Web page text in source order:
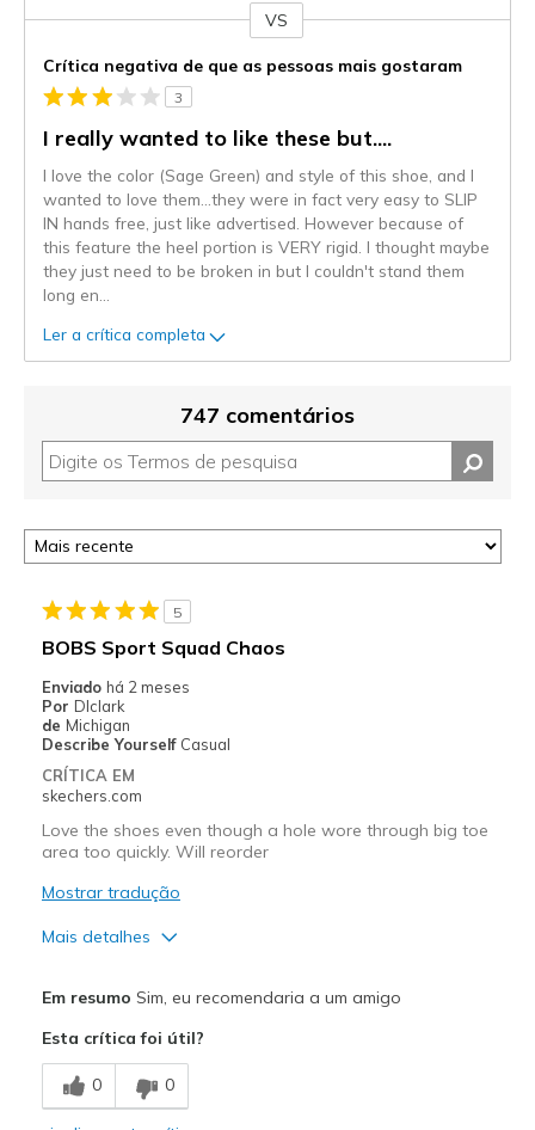
VS
Crítica negativa de que as pessoas mais gostaram
3
I really wanted to like these but....
I love the color (Sage Green) and style of this shoe, and I
wanted to love them...they were in fact very easy to SLIP
IN hands free, just like advertised. However because of
this feature the heel portion is VERY rigid. I thought maybe
they just need to be broken in but I couldn't stand them
long en
Ler a crítica completa
747 comentários
5
BOBS Sport Squad Chaos
Enviado há 2 meses
Por Dlclark
de Michigan
Describe Yourself Casual
CRÍTICA EM
skechers.com
Love the shoes even though a hole wore through big toe
area too quickly. Will reorder
Mostrar tradução
Mais detalhes
Comfortable
Stylish
Em resumo Sim, eu recomendaria a um amigo
Esta crítica foi útil?
0 0